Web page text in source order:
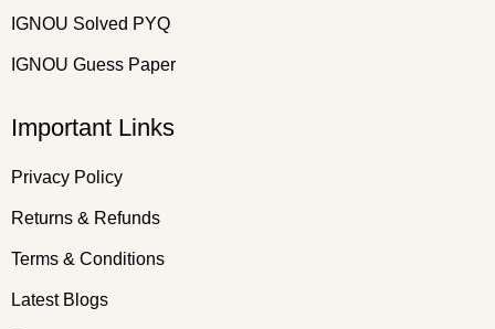
IGNOU Solved PYQ
IGNOU Guess Paper
Important Links
Privacy Policy
Returns & Refunds
Terms & Conditions
Latest Blogs